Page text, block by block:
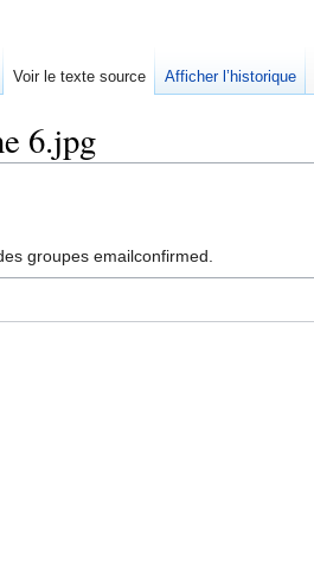
6.jpg
groupes emailconfirmed.
Voir le texte source Afficher l’historique